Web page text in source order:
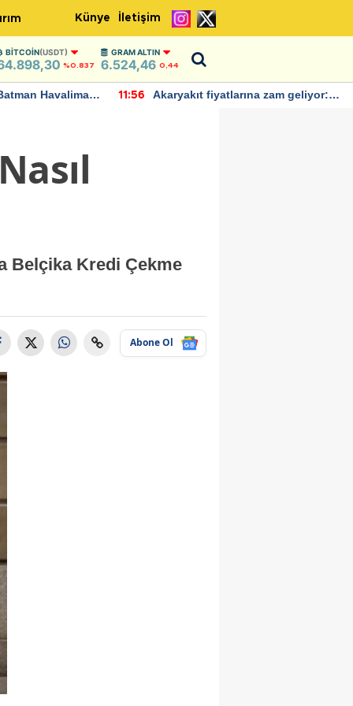
Künye İletişim
BITCOIN(USDT)
%0.837
GRAM ALTIN
6.524,46 0,44
Havalimanı
11:56
Akaryakıt fiyatlarına zam geliyor:
Belçika Kredi Çekme
Abone Ol